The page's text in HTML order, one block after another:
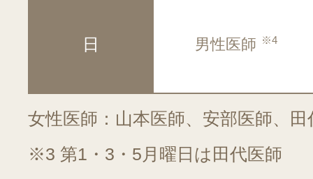
日 男性医師 ※4
女性医師：山本医師、安部医師、
※3 第1・3・5月曜日は田代医師